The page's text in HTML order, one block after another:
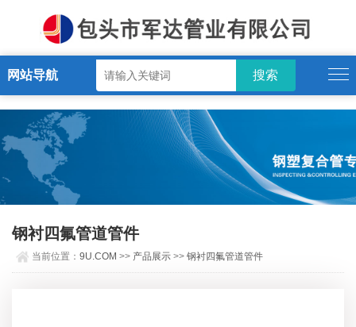
9U.COM
网站导航
钢衬四氟管道管件
当前位置：9U.COM >> 产品展示 >>钢衬四氟管道管件